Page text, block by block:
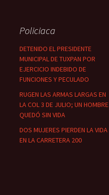
Policiaca
DETENIDO EL PRESIDENTE
MUNICIPAL DE TUXPAN POR
EJERCICIO INDEBIDO DE
FUNCIONES Y PECULADO
RUGEN LAS ARMAS LARGAS EN
LA COL 3 DE JULIO; UN HOMBRE
QUEDÓ SIN VIDA
DOS MUJERES PIERDEN LA VIDA
EN LA CARRETERA 200